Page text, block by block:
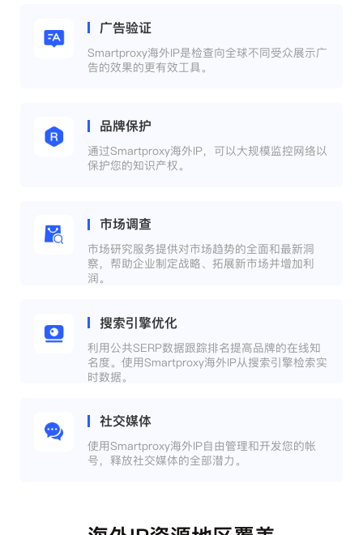
广告验证
Smartproxy海外IP是检查向全球不同受众展示广
告的效果的更有效工具。
品牌保护
通过Smartproxy海外IP，可以大规模监控网络以
保护您的知识产权。
市场调查
市场研究服务提供对市场趋势的全面和最新洞
察，帮助企业制定战略、拓展新市场并增加利
润。
搜索引擎优化
利用公共SERP数据跟踪排名提高品牌的在线知
名度。使用Smartproxy海外IP从搜索引擎检索实
时数据。
社交媒体
使用Smartproxy海外IP自由管理和开发您的帐
号，释放社交媒体的全部潜力。